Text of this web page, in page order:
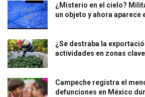
¿Misterio en el cielo?
un objeto y ahora aparece
¿Se destraba la
actividades en zonas
Campeche registra el
defunciones en México